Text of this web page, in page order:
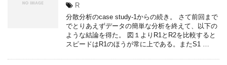
R
分散分析のcase study-1からの続き。 さて前回まで
でとりあえずデータの簡単な分析を終えて、以下の
ような結論を得た。 図１よりR1とR2を比較すると
スピードはR1のほうが常に上である。またS1 …